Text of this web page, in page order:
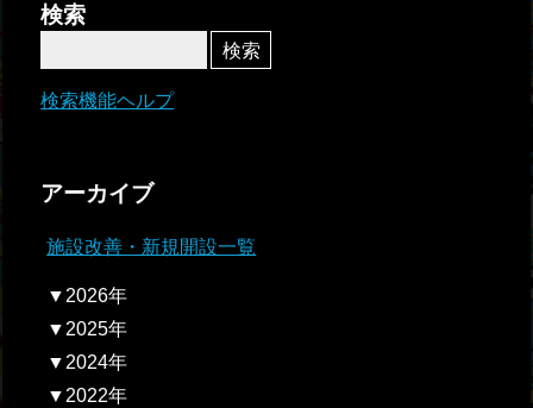
検索
検索機能ヘルプ
アーカイブ
施設改善・新規開設一覧
▼2026年
▼2025年
▼2024年
▼2022年